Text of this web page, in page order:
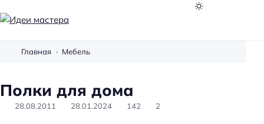
м
Главная Мебель
Полки для дома
28.08.2011 28.01.2024 142 2